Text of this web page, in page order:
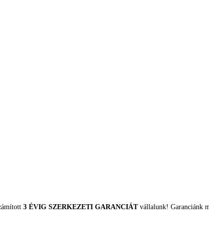
3 ÉVIG SZERKEZETI GARANCIÁTvállalunk! Garanciánk